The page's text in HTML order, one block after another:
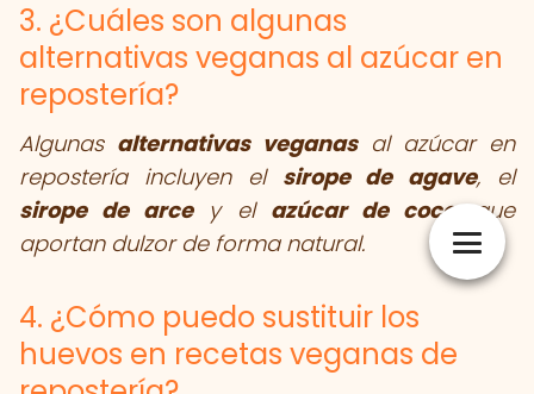
3. ¿Cuáles son algunas
alternativas veganas al azúcar en
repostería?
Algunas alternativas veganasal azúcar en
repostería incluyen el sirope de agave, el
sirope de arcey el azúcar de coco, que
aportan dulzor de forma natural.
4. ¿Cómo puedo sustituir los
huevos en recetas veganas de